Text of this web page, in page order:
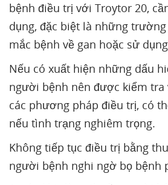
bệnh điều trị với Troytor 20,
dụng, đặc biệt là những
mắc bệnh về gan hoặc sử
Nếu có xuất hiện những dấu
người bệnh nên được kiểm tra
các phương pháp điều trị, có
nếu tình trạng nghiêm trọng.
Không tiếp tục điều trị bằng
người bệnh nghi ngờ bọ bệnh